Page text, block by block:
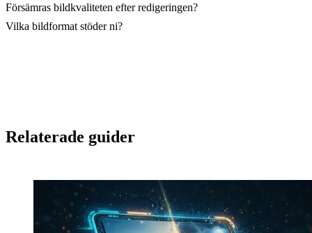
Försämras bildkvaliteten efter redigeringen?
Vilka bildformat stöder ni?
Relaterade guider